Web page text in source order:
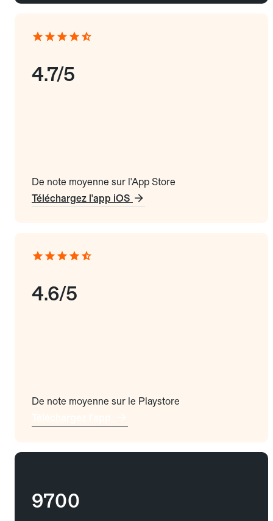
4.7/5
De note moyenne sur l'App Store
Téléchargez l'app iOS
4.6/5
De note moyenne sur le Playstore
9700